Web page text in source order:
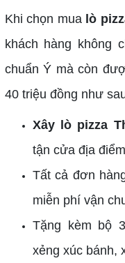
Khi chọn mua lò
khách hàng không
chuẩn Ý mà còn
40 triệu đồng như
Xây lò pizza
tận cửa địa
Tất cả đơn
miễn phí vận
Tặng kèm bộ
xẻng xúc bánh,